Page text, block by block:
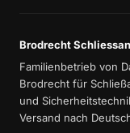
Brodrecht
Familienbetrieb von
Brodrecht für
und
Versand nach